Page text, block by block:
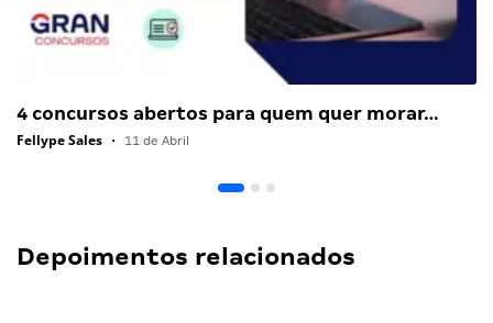
4 concursos abertos para quem quer morar…
Fellype Sales • 11 de Abril
Depoimentos relacionados